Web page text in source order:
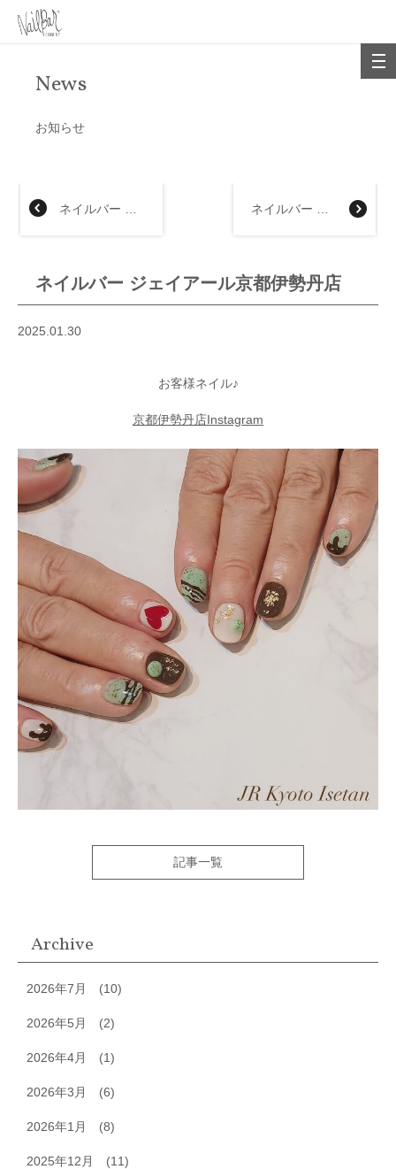
News
お知らせ
ネイルバー ジェイアール京都伊勢丹店
2025.01.30
お客様ネイル♪
京都伊勢丹店Instagram
記事一覧
Archive
2026年7月 (10)
2026年5月 (2)
2026年4月 (1)
2026年3月 (6)
2026年1月 (8)
2025年12月 (11)